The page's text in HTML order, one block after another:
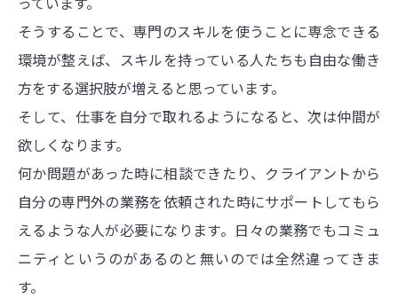
そうすることで、専門のスキルを使うことに専念できる
環境が整えば、スキルを持っている人たちも自由な働き
方をする選択肢が増えると思っています。
そして、仕事を自分で取れるようになると、次は仲間が
欲しくなります。
何か問題があった時に相談できたり、クライアントから
自分の専門外の業務を依頼された時にサポートしてもら
えるような人が必要になります。日々の業務でもコミュ
ニティというのがあるのと無いのでは全然違ってきま
す。